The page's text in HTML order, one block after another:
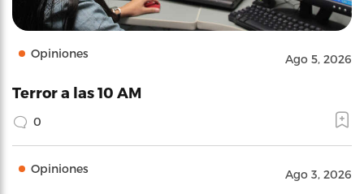
Opiniones Ago 5, 2026
Terror a las 10 AM
0
Opiniones Ago 3, 2026